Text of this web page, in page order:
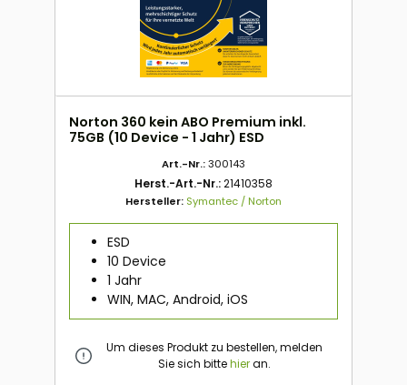
Norton 360 kein ABO Premium inkl.
75GB (10 Device - 1 Jahr) ESD
Art.-Nr.:300143
Herst.-Art.-Nr.:21410358
Hersteller: Symantec / Norton
ESD
10 Device
1 Jahr
WIN, MAC, Android, iOS
Um dieses Produkt zu bestellen, melden
Sie sich bittehieran.